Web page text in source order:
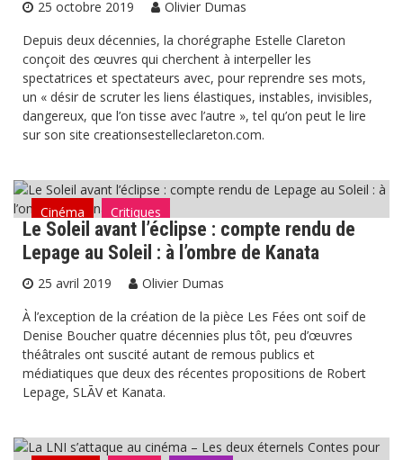
25 octobre 2019
Olivier Dumas
Depuis deux décennies, la chorégraphe Estelle Clareton
conçoit des œuvres qui cherchent à interpeller les
spectatrices et spectateurs avec, pour reprendre ses mots,
un « désir de scruter les liens élastiques, instables, invisibles,
dangereux, que l’on tisse avec l’autre », tel qu’on peut le lire
sur son site creationsestelleclareton.com.
Cinéma Critiques
Le Soleil avant l’éclipse : compte rendu de
Lepage au Soleil : à l’ombre de Kanata
25 avril 2019
Olivier Dumas
À l’exception de la création de la pièce Les Fées ont soif de
Denise Boucher quatre décennies plus tôt, peu d’œuvres
théâtrales ont suscité autant de remous publics et
médiatiques que deux des récentes propositions de Robert
Lepage, SLĀV et Kanata.